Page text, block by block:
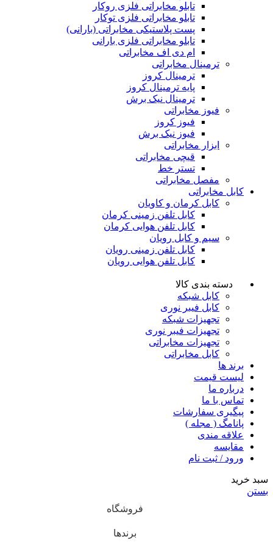
تابلو مخابراتی فلزی روکار
تابلو مخابراتی فلزی توکار
پست پلاستیکی مخابراتی (بارانی)
تابلو مخابراتی فلزی بارانی
ام دی اف مخابراتی
ترمینال مخابراتی
ترمینال کروز
پایه ترمینال کروز
ترمینال نیک برش
فیوز مخابراتی
فیوز کروز
فیوز نیک برش
ابزار مخابراتی
قیچی مخابراتی
تستر خط
مفصل مخابراتی
کابل مخابراتی
کابل کرمان و کاویان
کابل تلفن زمینی کرمان
کابل تلفن هوایی کرمان
سیم و کابل رویان
کابل تلفن زمینی رویان
کابل تلفن هوایی رویان
دسته بندی کالا
کابل شبکه
کابل فیبر نوری
تجهیزات شبکه
تجهیزات فیبر نوری
تجهیزات مخابراتی
کابل مخابراتی
برند ها
لیست قیمت
درباره ما
تماس با ما
پیگیری سفارشات
پانامگ ( مجله )
علاقه مندی
مقايسه
ورود / ثبت نام
سبد خرید
بستن
فروشگاه
برندها